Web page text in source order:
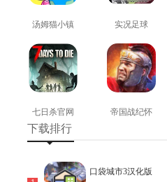
汤姆猫小镇
免费版
查看
实况足球
2008安卓版
查看
七日杀官网
版
查看
帝国战纪怀
下载排行
口袋城市3汉化版